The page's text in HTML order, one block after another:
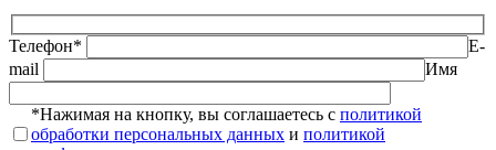
Телефон*
E-
mail
Имя
*Нажимая на кнопку, вы соглашаетесь с политикой
обработки персональных данных и политикой